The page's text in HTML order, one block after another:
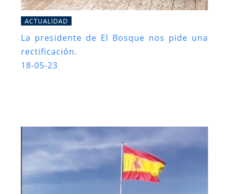
ACTUALIDAD
La presidente de El Bosque nos pide una
rectificación.
18-05-23